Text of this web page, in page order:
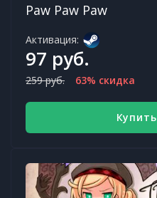
Paw Paw Paw
Активация:
97 руб.
259 руб. 63% скидка
Купить